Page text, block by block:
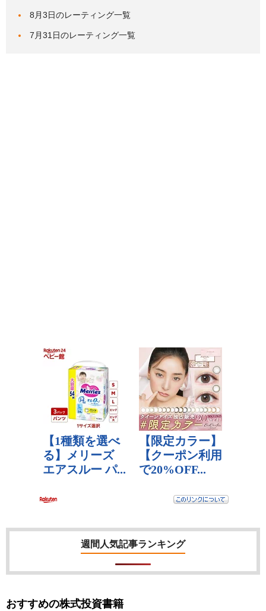
8月3日のレーティング一覧
7月31日のレーティング一覧
週間人気記事ランキング
おすすめの株式投資書籍